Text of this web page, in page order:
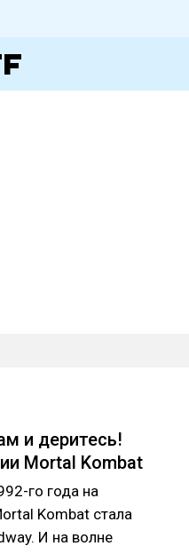
и деритесь!
Mortal Kombat
го года на
Kombat стала
И на волне